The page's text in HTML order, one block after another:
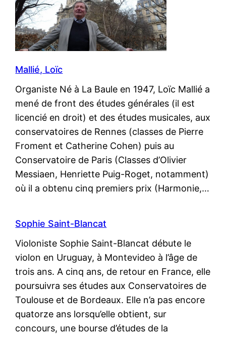
Mallié, Loïc
Organiste Né à La Baule en 1947, Loïc Mallié a
mené de front des études générales (il est
licencié en droit) et des études musicales, aux
conservatoires de Rennes (classes de Pierre
Froment et Catherine Cohen) puis au
Conservatoire de Paris (Classes d’Olivier
Messiaen, Henriette Puig-Roget, notamment)
où il a obtenu cinq premiers prix (Harmonie,…
Sophie Saint-Blancat
Violoniste Sophie Saint-Blancat débute le
violon en Uruguay, à Montevideo à l’âge de
trois ans. A cinq ans, de retour en France, elle
poursuivra ses études aux Conservatoires de
Toulouse et de Bordeaux. Elle n’a pas encore
quatorze ans lorsqu’elle obtient, sur
concours, une bourse d’études de la